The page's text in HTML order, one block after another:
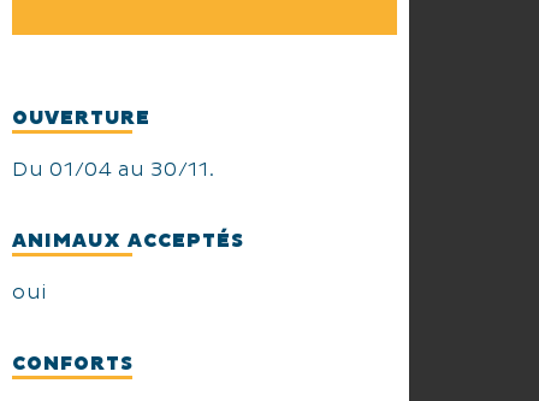
OUVERTURE
Du 01/04 au 30/11.
ANIMAUX ACCEPTÉS
oui
CONFORTS